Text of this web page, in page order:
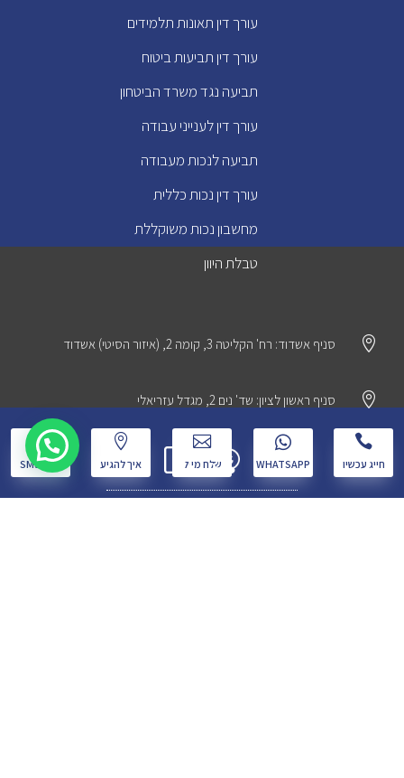
עורך דין תאונות תלמידים
עורך דין תביעות ביטוח
תביעה נגד משרד הביטחון
עורך דין לענייני עבודה
תביעה לנכות מעבודה
עורך דין נכות כללית
מחשבון נכות משוקללת
טבלת היוון
 סניף אשדוד: רח' הקליטה 3, קומה 2, (איזור הסיטי) אשדוד
 סניף ראשון לציון: שד' נים 2, מגדל עזריאלי

חייג עכשיו

WHATSAPP

שלח מייל

איך להגיע
w
שלח SMS